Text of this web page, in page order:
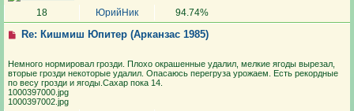
18 ЮрийНик 94.74%
Re: Кишмиш Юпитер (Арканзас 1985)
Немного нормировал грозди. Плохо окрашенные удалил, мелкие ягоды вырезал,
вторые грозди некоторые удалил. Опасаюсь перегруза урожаем. Есть рекордные
по весу грозди и ягоды.Сахар пока 14.
1000397000.jpg
1000397002.jpg